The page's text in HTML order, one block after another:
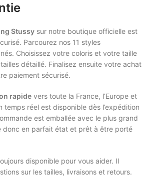
Stussy sur notre boutique officielle est
Parcourez nos 11 styles
Choisissez votre coloris et votre taille
détaillé. Finalisez ensuite votre achat
paiement sécurisé.
rapide vers toute la France, l’Europe et
temps réel est disponible dès l’expédition
est emballée avec le plus grand
donc en parfait état et prêt à être porté
disponible pour vous aider. Il
sur les tailles, livraisons et retours.